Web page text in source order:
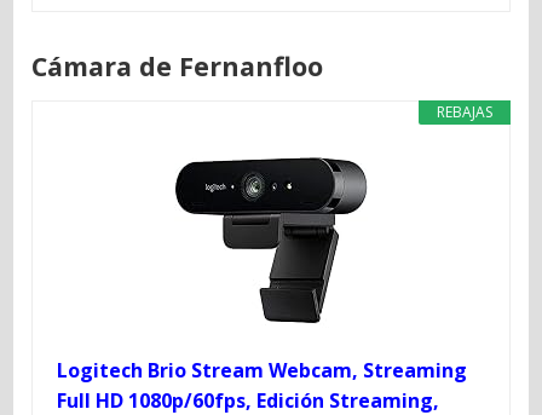
Cámara de Fernanfloo
REBAJAS
Logitech Brio Stream Webcam, Streaming
Full HD 1080p/60fps, Edición Streaming,